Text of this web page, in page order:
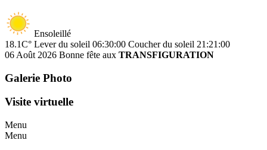
Ensoleillé
18.1C° Lever du soleil 06:30:00 Coucher du soleil 21:21:00
06 Août 2026 Bonne fête aux TRANSFIGURATION
Galerie Photo
Visite virtuelle
Menu
Menu